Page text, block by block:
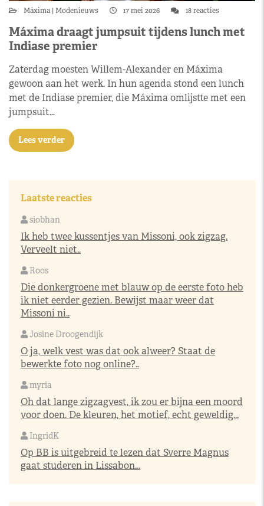
Máxima Modenieuws 17 mei 2026 18 reacties
Máxima draagt jumpsuit tijdens lunch met
Indiase premier
Zaterdag moesten Willem-Alexander en Máxima
gewoon aan het werk. In hun agenda stond een lunch
met de Indiase premier, die Máxima omlijstte met een
jumpsuit…
Lees verder
Laatste reacties
siobhan
Ik heb twee kussentjes van Missoni, ook zigzag.
Verveelt niet..
Roos
Die donkergroene met blauw op de eerste foto heb
ik niet eerder gezien. Bewijst maar weer dat
Missoni ni..
Josine Droogendijk
O ja, welk vest was dat ook alweer? Staat de
bewerkte foto nog online?..
myria
Oh dat lange zigzagvest, ik zou er bijna een moord
voor doen. De kleuren, het motief, echt geweldig...
IngridK
Op BB is uitgebreid te lezen dat Sverre Magnus
gaat studeren in Lissabon...